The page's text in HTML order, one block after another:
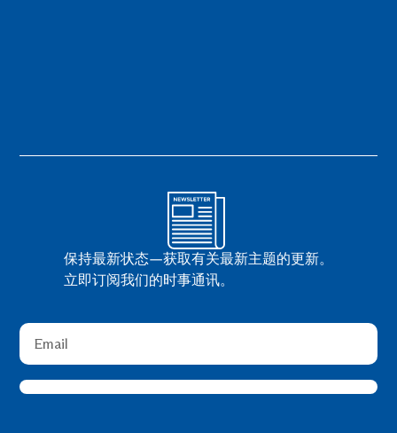
保持最新状态—获取有关最新主题的更新。
立即订阅我们的时事通讯。